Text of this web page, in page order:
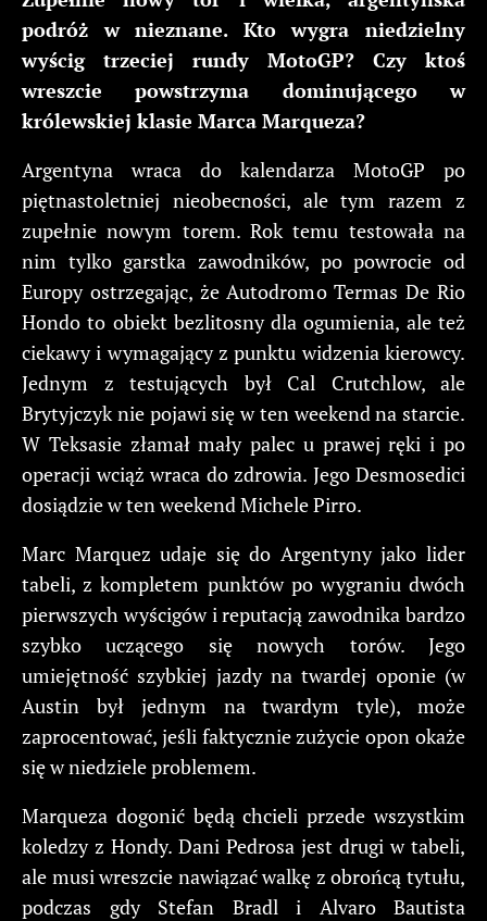
podróż w nieznane. Kto wygra niedzielny
wyścig trzeciej rundy MotoGP? Czy ktoś
wreszcie powstrzyma dominującego w
królewskiej klasie Marca Marqueza?
Argentyna wraca do kalendarza MotoGP po
piętnastoletniej nieobecności, ale tym razem z
zupełnie nowym torem. Rok temu testowała na
nim tylko garstka zawodników, po powrocie od
Europy ostrzegając, że Autodromo Termas De Rio
Hondo to obiekt bezlitosny dla ogumienia, ale też
ciekawy i wymagający z punktu widzenia kierowcy.
Jednym z testujących był Cal Crutchlow, ale
Brytyjczyk nie pojawi się w ten weekend na starcie.
W Teksasie złamał mały palec u prawej ręki i po
operacji wciąż wraca do zdrowia. Jego Desmosedici
dosiądzie w ten weekend Michele Pirro.
Marc Marquez udaje się do Argentyny jako lider
tabeli, z kompletem punktów po wygraniu dwóch
pierwszych wyścigów i reputacją zawodnika bardzo
szybko uczącego się nowych torów. Jego
umiejętność szybkiej jazdy na twardej oponie (w
Austin był jednym na twardym tyle), może
zaprocentować, jeśli faktycznie zużycie opon okaże
się w niedziele problemem.
Marqueza dogonić będą chcieli przede wszystkim
koledzy z Hondy. Dani Pedrosa jest drugi w tabeli,
ale musi wreszcie nawiązać walkę z obrońcą tytułu,
podczas gdy Stefan Bradl i Alvaro Bautista